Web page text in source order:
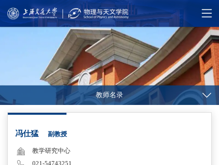
教师名录
冯仕猛 副教授
教学研究中心
021-54743251